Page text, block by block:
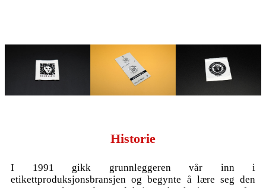
Historie
I 1991 gikk grunnleggeren vår inn i
etikettproduksjonsbransjen og begynte å lære seg den